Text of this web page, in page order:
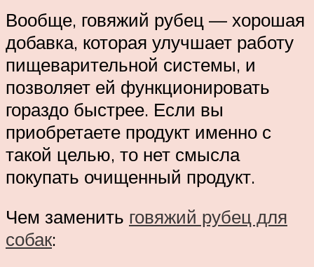
Вообще, говяжий рубец — хорошая
добавка, которая улучшает работу
пищеварительной системы, и
позволяет ей функционировать
гораздо быстрее. Если вы
приобретаете продукт именно с
такой целью, то нет смысла
покупать очищенный продукт.
Чем заменить говяжий рубец для
собак: